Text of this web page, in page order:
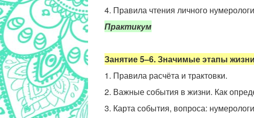
4. Правила чтения личного
Практикум
Занятие 5–6. Значимые этапы жизни
1. Правила расчёта и трактовки.
2. Важные события в жизни. Как
3. Карта события, вопроса: